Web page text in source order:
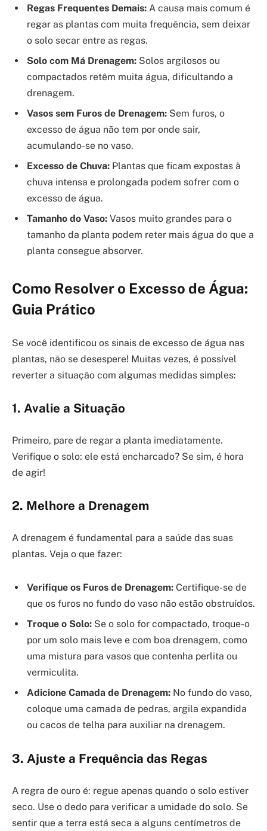
Regas Frequentes Demais: A causa mais comum é
regar as plantas com muita frequência, sem deixar
o solo secar entre as regas.
Solo com Má Drenagem: Solos argilosos ou
compactados retêm muita água, dificultando a
drenagem.
Vasos sem Furos de Drenagem: Sem furos, o
excesso de água não tem por onde sair,
acumulando-se no vaso.
Excesso de Chuva: Plantas que ficam expostas à
chuva intensa e prolongada podem sofrer com o
excesso de água.
Tamanho do Vaso: Vasos muito grandes para o
tamanho da planta podem reter mais água do que a
planta consegue absorver.
Como Resolver o Excesso de Água:
Guia Prático
Se você identificou os sinais de excesso de água nas
plantas, não se desespere! Muitas vezes, é possível
reverter a situação com algumas medidas simples:
1. Avalie a Situação
Primeiro, pare de regar a planta imediatamente.
Verifique o solo: ele está encharcado? Se sim, é hora
de agir!
2. Melhore a Drenagem
A drenagem é fundamental para a saúde das suas
plantas. Veja o que fazer:
Verifique os Furos de Drenagem: Certifique-se de
que os furos no fundo do vaso não estão obstruídos.
Troque o Solo: Se o solo for compactado, troque-o
por um solo mais leve e com boa drenagem, como
uma mistura para vasos que contenha perlita ou
vermiculita.
Adicione Camada de Drenagem: No fundo do vaso,
coloque uma camada de pedras, argila expandida
ou cacos de telha para auxiliar na drenagem.
3. Ajuste a Frequência das Regas
A regra de ouro é: regue apenas quando o solo estiver
seco. Use o dedo para verificar a umidade do solo. Se
sentir que a terra está seca a alguns centímetros de